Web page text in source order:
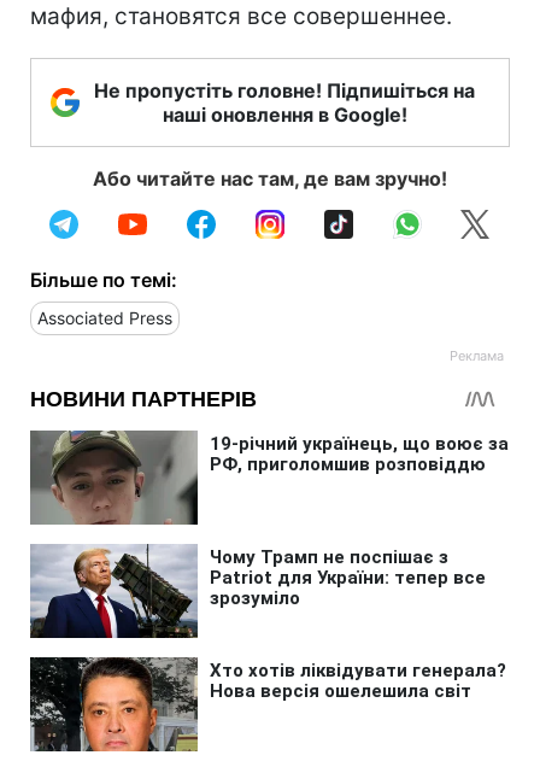
мафия, становятся все совершеннее.
Не пропустіть головне! Підпишіться на
наші оновлення в Google!
Або читайте нас там, де вам зручно!
Більше по темі:
Associated Press